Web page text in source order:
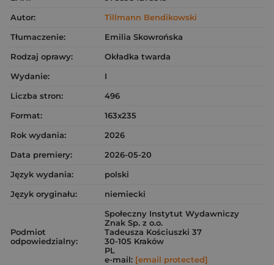
Autor:
Tillmann Bendikowski
Tłumaczenie:
Emilia Skowrońska
Rodzaj oprawy:
Okładka twarda
Wydanie:
I
Liczba stron:
496
Format:
163x235
Rok wydania:
2026
Data premiery:
2026-05-20
Język wydania:
polski
Język oryginału:
niemiecki
Podmiot
odpowiedzialny:
Społeczny Instytut Wydawniczy
Znak Sp. z o.o.
Tadeusza Kościuszki 37
30-105 Kraków
PL
e-mail: [email protected]